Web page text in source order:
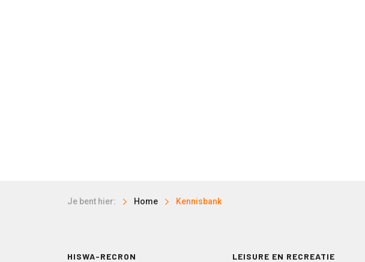
Je bent hier: Home Kennisbank
HISWA-RECRON LEISURE EN RECREATIE